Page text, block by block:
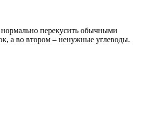
перекусить обычными
а во втором – ненужные углеводы.